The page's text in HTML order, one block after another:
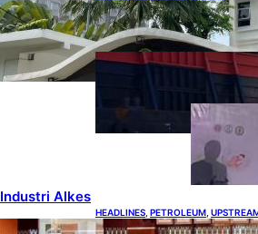
Koalisi Bersihkan
atas Putusan Gugatan
COAL,
Lelang
Dapat
Industri Alkes
HEADLINES PETROLEUM